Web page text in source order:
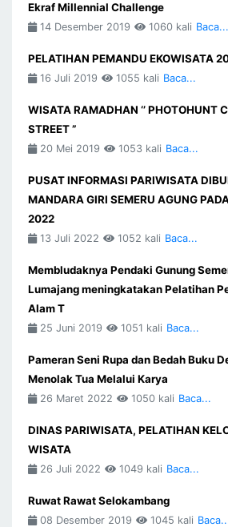
Ekraf Millennial Challenge
14 Desember 2019 1060 kali Baca...
PELATIHAN PEMANDU EKOWISATA
16 Juli 2019 1055 kali Baca...
WISATA RAMADHAN ‘’ PHOTOHUNT
STREET ”
20 Mei 2019 1053 kali Baca...
PUSAT INFORMASI PARIWISATA
MANDARA GIRI SEMERU AGUNG
2022
13 Juli 2022 1052 kali Baca...
Membludaknya Pendaki Gunung
Lumajang meningkatakan Pelatihan
Alam T
25 Juni 2019 1051 kali Baca...
Pameran Seni Rupa dan Bedah Buku
Menolak Tua Melalui Karya
26 Maret 2022 1050 kali Baca...
DINAS PARIWISATA, PELATIHAN
WISATA
26 Juli 2022 1049 kali Baca...
Ruwat Rawat Selokambang
08 Desember 2019 1045 kali